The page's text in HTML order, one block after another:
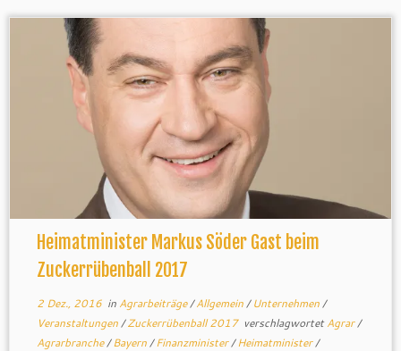
Heimatminister Markus Söder Gast beim
Zuckerrübenball 2017
2 Dez., 2016in Agrarbeiträge/Allgemein/Unternehmen/
Veranstaltungen/Zuckerrübenball 2017 verschlagwortetAgrar/
Agrarbranche/Bayern/Finanzminister/Heimatminister/